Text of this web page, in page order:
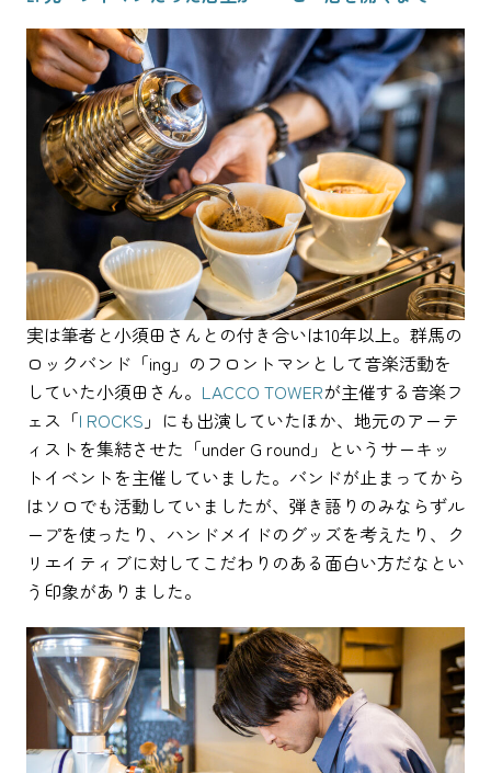
実は筆者と小須田さんとの付き合いは10年以上。群馬の
ロックバンド「ing」のフロントマンとして音楽活動を
していた小須田さん。 LACCO TOWERが主催する音楽フ
ェス「I ROCKS 」にも出演していたほか、地元のアーテ
ィストを集結させた「under G round」というサーキッ
トイベントを主催していました。バンドが止まってから
はソロでも活動していましたが、弾き語りのみならずル
ープを使ったり、ハンドメイドのグッズを考えたり、ク
リエイティブに対してこだわりのある面白い方だなとい
う印象がありました。